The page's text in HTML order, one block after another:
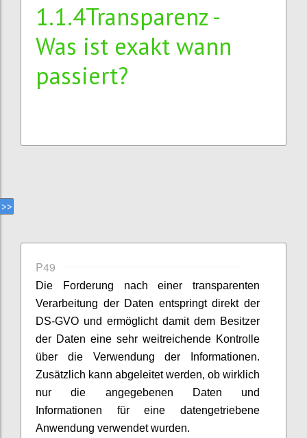
1.1.4Transparenz -
Was ist exakt wann
passiert?
P49
Die Forderung nach einer transparenten
Verarbeitung der Daten entspringt direkt der
DS-GVO und ermöglicht damit dem Besitzer
der Daten eine sehr weitreichende Kontrolle
über die Verwendung der Informationen.
Zusätzlich kann abgeleitet werden, ob wirklich
nur die angegebenen Daten und
Informationen für eine datengetriebene
Anwendung verwendet wurden.